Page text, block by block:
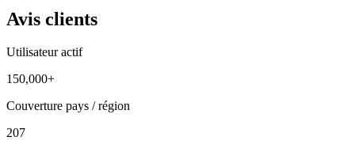
Avis clients
Utilisateur actif
150,000+
Couverture pays / région
207